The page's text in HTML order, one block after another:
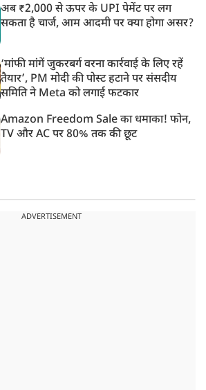
अब ₹2,000 से ऊपर के UPI पेमेंट पर लग
सकता है चार्ज, आम आदमी पर क्या होगा असर?
‘मांफी मांगें जुकरबर्ग वरना कार्रवाई के लिए रहें
तैयार’, PM मोदी की पोस्ट हटाने पर संसदीय
समिति ने Meta को लगाई फटकार
Amazon Freedom Sale का धमाका! फोन,
TV और AC पर 80% तक की छूट
ADVERTISEMENT